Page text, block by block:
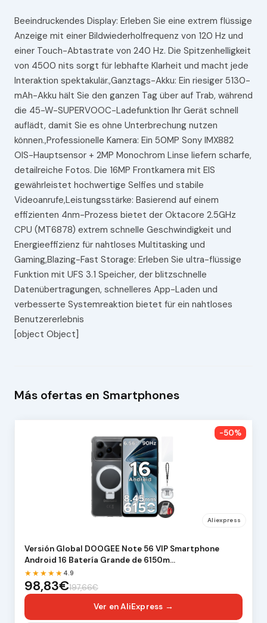
Beeindruckendes Display: Erleben Sie eine extrem flüssige
Anzeige mit einer Bildwiederholfrequenz von 120 Hz und
einer Touch-Abtastrate von 240 Hz. Die Spitzenhelligkeit
von 4500 nits sorgt für lebhafte Klarheit und macht jede
Interaktion spektakulär.,Ganztags-Akku: Ein riesiger 5130-
mAh-Akku hält Sie den ganzen Tag über auf Trab, während
die 45-W-SUPERVOOC-Ladefunktion Ihr Gerät schnell
auflädt, damit Sie es ohne Unterbrechung nutzen
können.,Professionelle Kamera: Ein 50MP Sony IMX882
OIS-Hauptsensor + 2MP Monochrom Linse liefern scharfe,
detailreiche Fotos. Die 16MP Frontkamera mit EIS
gewährleistet hochwertige Selfies und stabile
Videoanrufe,Leistungsstärke: Basierend auf einem
effizienten 4nm-Prozess bietet der Oktacore 2.5GHz
CPU (MT6878) extrem schnelle Geschwindigkeit und
Energieeffizienz für nahtloses Multitasking und
Gaming,Blazing-Fast Storage: Erleben Sie ultra-flüssige
Funktion mit UFS 3.1 Speicher, der blitzschnelle
Datenübertragungen, schnelleres App-Laden und
verbesserte Systemreaktion bietet für ein nahtloses
Benutzererlebnis
[object Object]
Más ofertas en Smartphones
-50%
Aliexpress
Versión Global DOOGEE Note 56 VIP Smartphone
Android 16 Batería Grande de 6150m…
★★★★★ 4.9
98,83€197,66€
Ver en AliExpress →